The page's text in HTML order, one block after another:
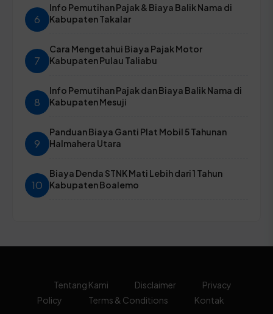
6
Info Pemutihan Pajak & Biaya Balik Nama di
Kabupaten Takalar
7
Cara Mengetahui Biaya Pajak Motor
Kabupaten Pulau Taliabu
8
Info Pemutihan Pajak dan Biaya Balik Nama di
Kabupaten Mesuji
9
Panduan Biaya Ganti Plat Mobil 5 Tahunan
Halmahera Utara
10
Biaya Denda STNK Mati Lebih dari 1 Tahun
Kabupaten Boalemo
Tentang Kami Disclaimer
Privacy
Policy
Terms & Conditions Kontak